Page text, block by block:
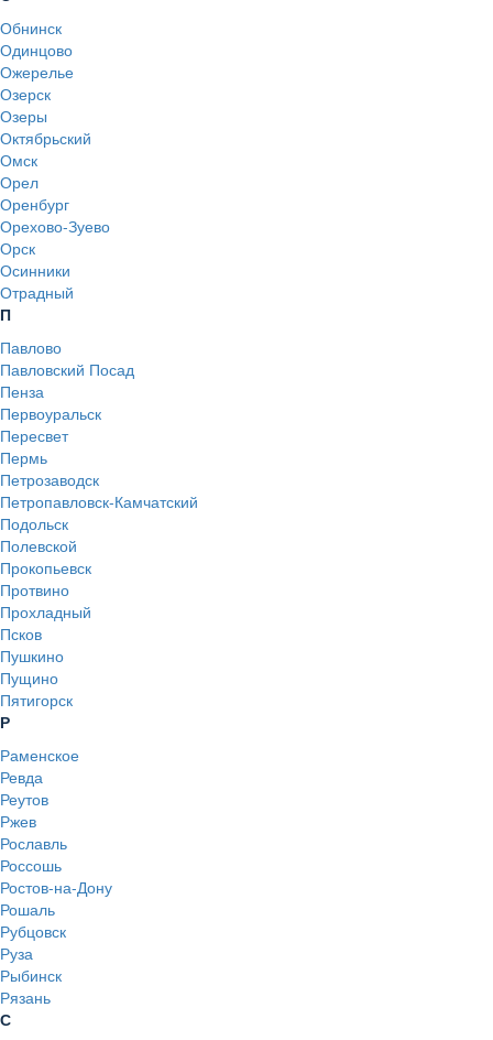
Обнинск
Одинцово
Ожерелье
Озерск
Озеры
Октябрьский
Омск
Орел
Оренбург
Орехово-Зуево
Орск
Осинники
Отрадный
П
Павлово
Павловский Посад
Пенза
Первоуральск
Пересвет
Пермь
Петрозаводск
Петропавловск-Камчатский
Подольск
Полевской
Прокопьевск
Протвино
Прохладный
Псков
Пушкино
Пущино
Пятигорск
Р
Раменское
Ревда
Реутов
Ржев
Рославль
Россошь
Ростов-на-Дону
Рошаль
Рубцовск
Руза
Рыбинск
Рязань
С